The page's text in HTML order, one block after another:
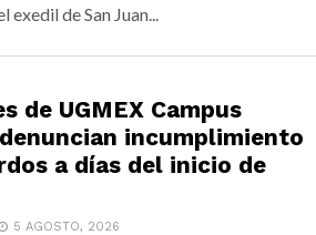
exedil de San Juan...
de UGMEX Campus
incumplimiento
a días del inicio de
5 AGOSTO, 2026